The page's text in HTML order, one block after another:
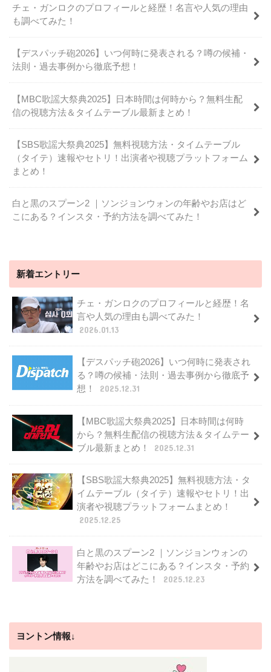
チェ・ガンロクのプロフィールと経歴！名言や人気の理由
も調べてみた！
【デスパッチ砲2026】いつ何時に発表される？噂の候補・
法則・過去事例から徹底予想！
【MBC歌謡大祭典2025】日本時間は何時から？無料生配
信の視聴方法＆タイムテーブル最新まとめ！
【SBS歌謡大祭典2025】無料視聴方法・タイムテーブル
（タイテ）速報やセトリ！出演者や視聴プラットフォーム
まとめ！
白と黒のスプーン2 ｜ソンジョンウォンの年齢やお店はど
こにある？インスタ・予約方法を調べてみた！
新着エントリー
チェ・ガンロクのプロフィールと経歴！名
言や人気の理由も調べてみた！
2026.01.13
【デスパッチ砲2026】いつ何時に発表され
る？噂の候補・法則・過去事例から徹底予
想！
2025.12.31
【MBC歌謡大祭典2025】日本時間は何時
から？無料生配信の視聴方法＆タイムテー
ブル最新まとめ！
2025.12.31
【SBS歌謡大祭典2025】無料視聴方法・タ
イムテーブル（タイテ）速報やセトリ！出
演者や視聴プラットフォームまとめ！
2025.12.25
白と黒のスプーン2 ｜ソンジョンウォンの
年齢やお店はどこにある？インスタ・予約
方法を調べてみた！
2025.12.23
ヨントン情報↓